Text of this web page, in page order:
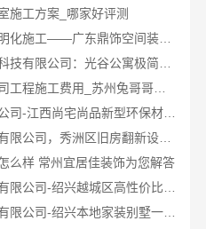
施工方案_哪家好评测
珠三角正规装饰透明化施工——广东鼎饰空间装饰工程有限公司
张家港正规装修公司工程施工费用_苏州兔哥哥智装新材料有限公司
江西全屋定制简欧公司-江西尚宅尚品新型环保材料有限公司
嘉兴锦居装饰材料有限公司，秀洲区旧房翻新设计师口碑
么样 常州宜居佳装饰为您解答
绍兴卓鑫装饰材料有限公司-绍兴本地家装别墅一站式全包服务